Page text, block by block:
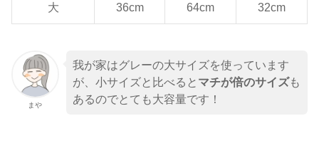
大 36cm 64cm 32cm
まや
我が家はグレーの大サイズを使っています
が、小サイズと比べると マチが倍のサイズも
あるのでとても大容量です！